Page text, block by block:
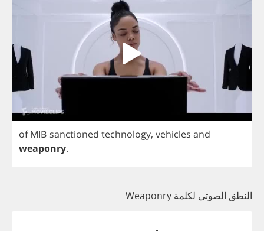
of MIB-sanctioned technology, vehicles and
weaponry.
النطق الصوتي لكلمة Weaponry